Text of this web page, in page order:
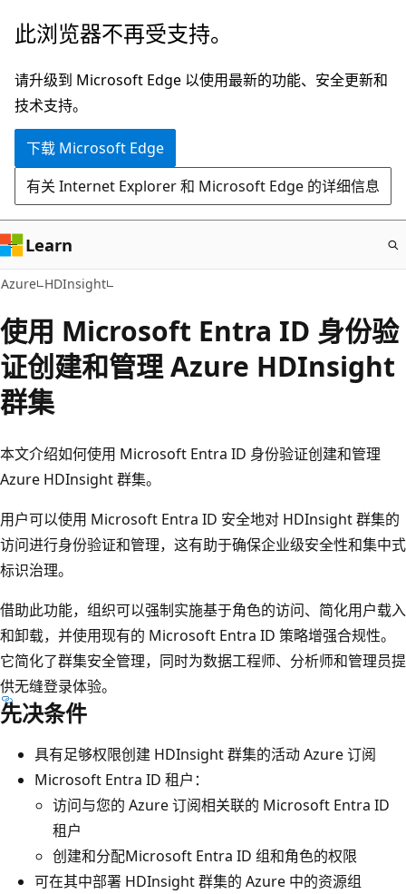
跳
主
要
内
此浏览器不再受支持。
请升级到 Microsoft Edge 以使用最新的功能、安全更新和
技术支持。
下载 Microsoft Edge
有关 Internet Explorer 和 Microsoft Edge 的详细信息
Learn
Azure HDInsight
使用 Microsoft Entra ID 身份验
证创建和管理 Azure HDInsight
群集
本文介绍如何使用 Microsoft Entra ID 身份验证创建和管理
Azure HDInsight 群集。
用户可以使用 Microsoft Entra ID 安全地对 HDInsight 群集的
访问进行身份验证和管理，这有助于确保企业级安全性和集中式
标识治理。
借助此功能，组织可以强制实施基于角色的访问、简化用户载入
和卸载，并使用现有的 Microsoft Entra ID 策略增强合规性。
它简化了群集安全管理，同时为数据工程师、分析师和管理员提
供无缝登录体验。
先决条件
具有足够权限创建 HDInsight 群集的活动 Azure 订阅
Microsoft Entra ID 租户：
访问与您的 Azure 订阅相关联的 Microsoft Entra ID
租户
创建和分配Microsoft Entra ID 组和角色的权限
可在其中部署 HDInsight 群集的 Azure 中的资源组